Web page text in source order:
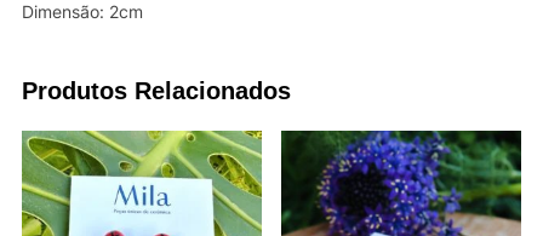
Dimensão: 2cm
Produtos Relacionados